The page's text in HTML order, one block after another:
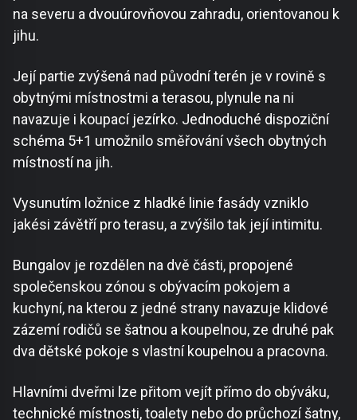
na severu a dvouúrovňovou zahradu, orientovanou k
jihu.
Její partie zvýšená nad původní terén je v rovině s
obytnými místnostmi a terasou, plynule na ni
navazuje i koupací jezírko. Jednoduché dispoziční
schéma 5+1 umožnilo směřování všech obytných
místností na jih.
Vysunutím ložnice z hladké linie fasády vzniklo
jakési závětří pro terasu, a zvýšilo tak její intimitu.
Bungalov je rozdělen na dvě části, propojené
společenskou zónou s obývacím pokojem a
kuchyní, na kterou z jedné strany navazuje klidové
zázemí rodičů se šatnou a koupelnou, ze druhé pak
dva dětské pokoje s vlastní koupelnou a pracovna.
Hlavními dveřmi lze přitom vejít přímo do obýváku,
technické místnosti, toalety nebo do průchozí šatny,